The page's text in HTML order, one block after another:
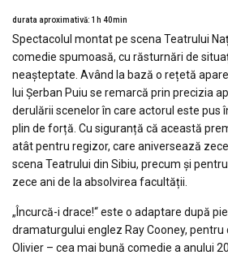
durata aproximativă: 1h 40min
Spectacolul montat pe scena Teatrului
comedie spumoasă, cu răsturnări de
neașteptate. Având la bază o rețetă
lui Șerban Puiu se remarcă prin precizia
derulării scenelor în care actorul este pus
plin de forță. Cu siguranță că această
atât pentru regizor, care aniversează
scena Teatrului din Sibiu, precum și
zece ani de la absolvirea facultății.
„Încurcă-i drace!“ este o adaptare după
dramaturgului englez Ray Cooney, pentru
Olivier – cea mai bună comedie a anului